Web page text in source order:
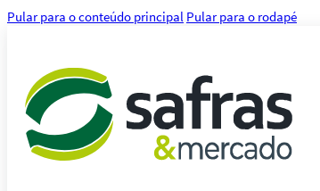
Pular para o conteúdo principal Pular para o rodapé